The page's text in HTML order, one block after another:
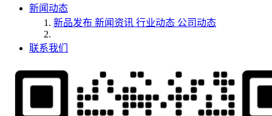
新闻动态
新品发布 新闻资讯 行业动态 公司动态
联系我们